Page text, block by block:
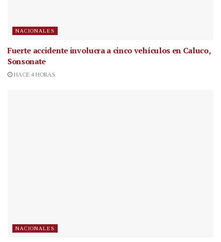
NACIONALES
Fuerte accidente involucra a cinco vehículos en Caluco,
Sonsonate
HACE 4 HORAS
NACIONALES